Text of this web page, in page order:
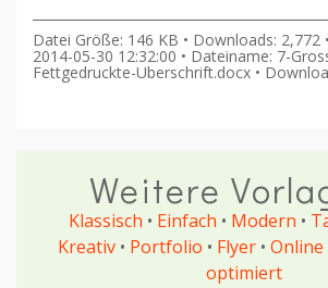
Datei Größe: 146 KB • Downloads: 2,772
2014-05-30 12:32:00 • Dateiname: 7-
Fettgedruckte-Uberschrift.docx •
Weitere
Klassisch • Einfach • Modern •
Kreativ • Portfolio • Flyer • Online
optimiert